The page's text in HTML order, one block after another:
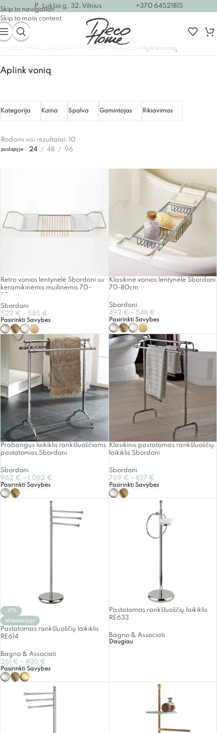
Skip to navigation
Skip to main content
P. Lukšio g. 32, Vilnius +370 64521815
Aplink vonią
Aplink vonią
Kategorija Kaina Spalva Gamintojas Rikiavimas
Rodomi visi rezultatai: 10
puslapyje 24 48 96
Retro vonios lentynėlė Sbordoni su
keramikinėmis muilinėmis 70-
Sbordoni
529 € – 585 €
Pasirinkti Savybes
Klasikinė vonios lentynėlė Sbordoni
70-80cm
Sbordoni
492 € – 548 €
Pasirinkti Savybes
Prabangus laikiklis rankšluoščiams
pastatomas Sbordoni
Sbordoni
962 € – 1,062 €
Pasirinkti Savybes
Klasikinis pastatomas rankšluoščių
laikiklis Sbordoni
Sbordoni
769 € – 837 €
Pasirinkti Savybes
-17%
ekspozicijoje
Pastatomas rankšluoščių laikiklis
RE614
Bagno & Associati
261 € – 405 €
Pasirinkti Savybes
Pastatomas rankšluoščių laikiklis
RE633
Bagno & Associati
Daugiau